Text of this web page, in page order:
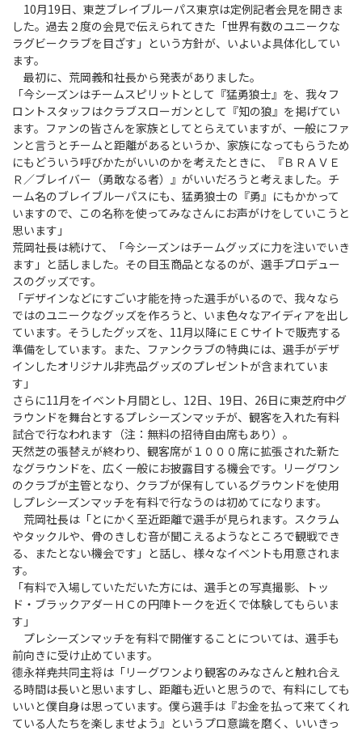
10月19日、東芝ブレイブルーパス東京は定例記者会見を開きま
した。過去２度の会見で伝えられてきた「世界有数のユニークな
ラグビークラブを目ざす」という方針が、いよいよ具体化してい
ます。
最初に、荒岡義和社長から発表がありました。
「今シーズンはチームスピリットとして『猛勇狼士』を、我々フ
ロントスタッフはクラブスローガンとして『知の狼』を掲げてい
ます。ファンの皆さんを家族としてとらえていますが、一般にファ
ンと言うとチームと距離があるというか、家族になってもらうため
にもどういう呼びかたがいいのかを考えたときに、『ＢＲＡＶＥ
Ｒ／ブレイバー（勇敢なる者）』がいいだろうと考えました。チ
ーム名のブレイブルーパスにも、猛勇狼士の『勇』にもかかって
いますので、この名称を使ってみなさんにお声がけをしていこうと
思います」
荒岡社長は続けて、「今シーズンはチームグッズに力を注いでいき
ます」と話しました。その目玉商品となるのが、選手プロデュー
スのグッズです。
「デザインなどにすごい才能を持った選手がいるので、我々なら
ではのユニークなグッズを作ろうと、いま色々なアイディアを出し
ています。そうしたグッズを、11月以降にＥＣサイトで販売する
準備をしています。また、ファンクラブの特典には、選手がデザ
インしたオリジナル非売品グッズのプレゼントが含まれていま
す」
さらに11月をイベント月間とし、12日、19日、26日に東芝府中グ
ラウンドを舞台とするプレシーズンマッチが、観客を入れた有料
試合で行なわれます（注：無料の招待自由席もあり）。
天然芝の張替えが終わり、観客席が１０００席に拡張された新た
なグラウンドを、広く一般にお披露目する機会です。リーグワン
のクラブが主管となり、クラブが保有しているグラウンドを使用
しプレシーズンマッチを有料で行なうのは初めてになります。
荒岡社長は「とにかく至近距離で選手が見られます。スクラム
やタックルや、骨のきしむ音が聞こえるようなところで観戦でき
る、またとない機会です」と話し、様々なイベントも用意されま
す。
「有料で入場していただいた方には、選手との写真撮影、トッ
ド・ブラックアダーＨＣの円陣トークを近くで体験してもらいま
す」
プレシーズンマッチを有料で開催することについては、選手も
前向きに受け止めています。
德永祥尭共同主将は「リーグワンより観客のみなさんと触れ合え
る時間は長いと思いますし、距離も近いと思うので、有料にしても
いいと僕自身は思っています。僕ら選手は『お金を払って来てくれ
ている人たちを楽しませよう』というプロ意識を磨く、いいきっ